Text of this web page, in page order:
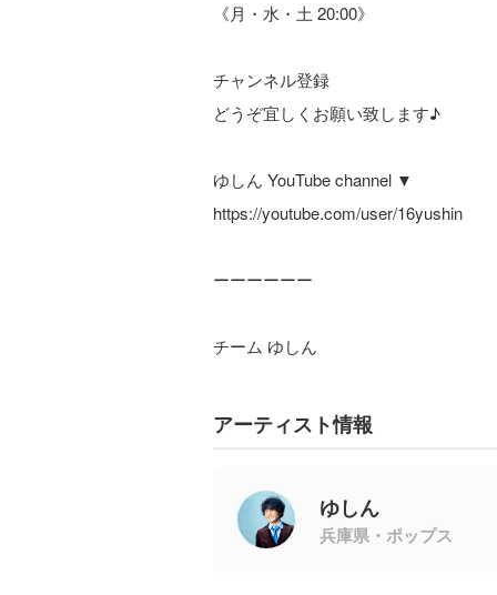
《月・水・土 20:00》
チャンネル登録
どうぞ宜しくお願い致します♪
ゆしん YouTube channel ▼
https://youtube.com/user/16yushin
ーーーーーー
チーム ゆしん
アーティスト情報
ゆしん
兵庫県・ポップス